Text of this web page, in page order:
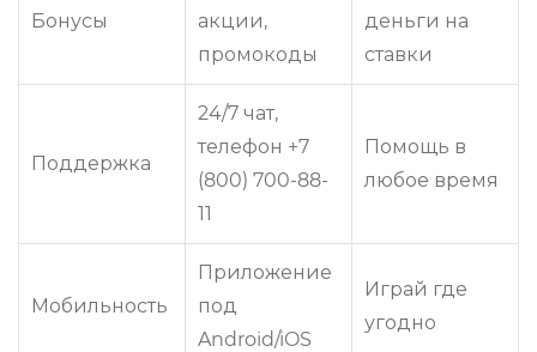
Бонусы
акции,
промокоды
деньги на
ставки
Поддержка
24/7 чат,
телефон +7
(800) 700-88-
11
Помощь в
любое время
Мобильность
Приложение
под
Android/iOS
Играй где
угодно